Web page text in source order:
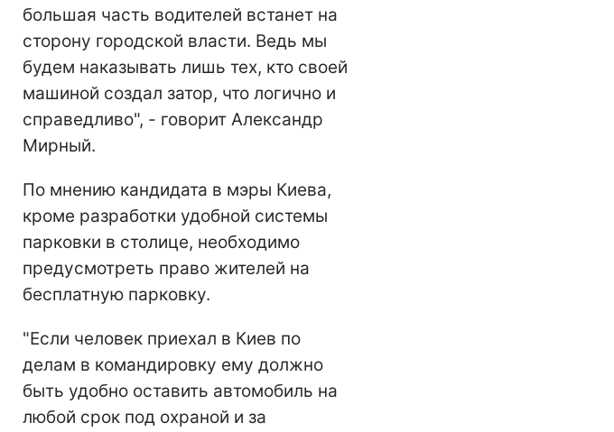
большая часть водителей встанет на
сторону городской власти. Ведь мы
будем наказывать лишь тех, кто своей
машиной создал затор, что логично и
справедливо", - говорит Александр
Мирный.
По мнению кандидата в мэры Киева,
кроме разработки удобной системы
парковки в столице, необходимо
предусмотреть право жителей на
бесплатную парковку.
"Если человек приехал в Киев по
делам в командировку ему должно
быть удобно оставить автомобиль на
любой срок под охраной и за